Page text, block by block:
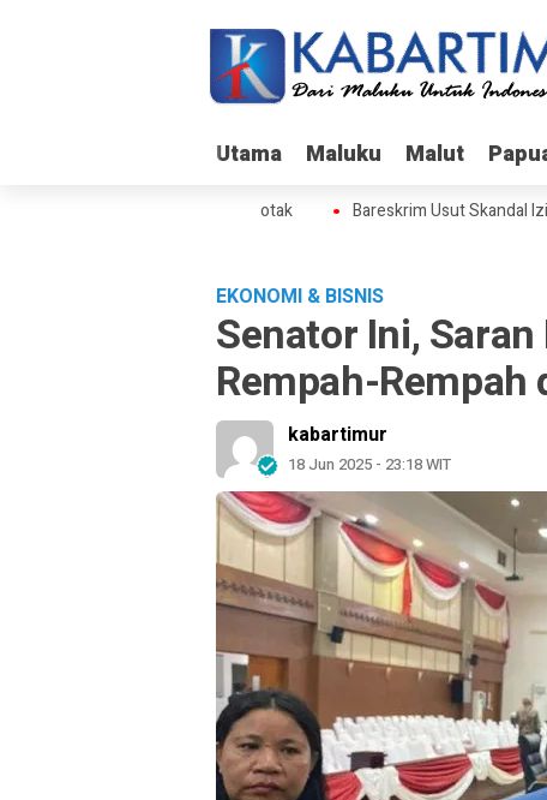
Utama Maluku Malut
Utama Maluku Malut
Skandal Izin BPS di Gunung Botak Bareskrim Usut Skandal Izin
EKONOMI & BISNIS
Senator Ini,
Rempah-Rempah
kabartimur
18 Jun 2025 - 23:18 WIT